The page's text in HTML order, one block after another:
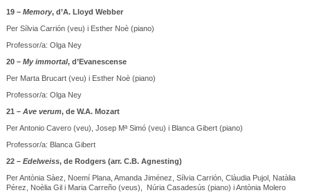
19 – Memory, d’A. Lloyd Webber
Per Sílvia Carrión (veu) i Esther Noè (piano)
Professor/a: Olga Ney
20 – My immortal, d’Evanescense
Per Marta Brucart (veu) i Esther Noè (piano)
Professor/a: Olga Ney
21 – Ave verum, de W.A. Mozart
Per Antonio Cavero (veu), Josep Mª Simó (veu) i Blanca Gibert (piano)
Professor/a: Blanca Gibert
22 – Edelweiss, de Rodgers (arr. C.B. Agnesting)
Per Antònia Sàez, Noemí Plana, Amanda Jiménez, Sílvia Carrión, Clàudia Pujol, Natàlia
Pérez, Noèlia Gil i Maria Carreño (veus), Núria Casadesús (piano) i Antònia Molero